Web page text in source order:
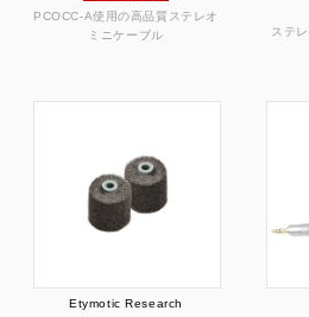
PCOCC-A使用の高品質ステレオ
ミニケーブル
ステ
Etymotic Research